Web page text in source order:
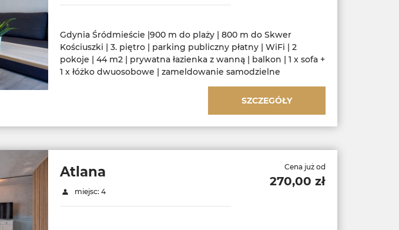
Gdynia Śródmieście |900 m do plaży | 800 m do Skwer
Kościuszki | 3. piętro | parking publiczny płatny | WiFi | 2
pokoje | 44 m2 | prywatna łazienka z wanną | balkon | 1 x sofa +
1 x łóżko dwuosobowe | zameldowanie samodzielne
SZCZEGÓŁY
Atlana
miejsc: 4
Cena już od
270,00 zł